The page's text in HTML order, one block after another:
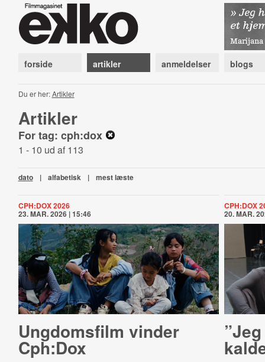
forside artikler anmeldelser blogs
Du er her:Artikler
Artikler
For tag: cph:dox
1 - 10 ud af 113
dato | alfabetisk | mest læste
CPH:DOX 2026
23. MAR. 2026 | 15:46
Ungdomsfilm vinder
Cph:Dox
CPH:DOX
20. MAR.